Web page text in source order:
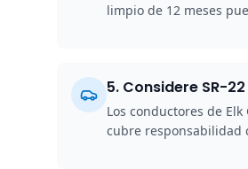
limpio de 12 meses
5. Considere SR-
Los conductores de
cubre responsabilidad